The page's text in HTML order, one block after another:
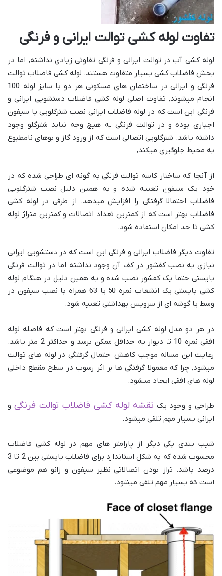
تفاوت لوله کشی توالت ایرانی و فرنگی
لوله کشی آب در توالت ایرانی و فرنگی تفاوتی زیادی نداشته, اما در
بخش فاضلاب کشی بسیار متفاوت هستند. لوله کشی فاضلاب توالت
فرنگی و ایرانی در ساختمان های مسکونی هر دو با سایز لوله 100
انجام میشوند, تفاوت اصلی لوله کشی فاضلاب دستشویی ایرانی و
فرنگی این است که در لوله فاضلاب ایرانی نصب شترگلویی یا سیفون
اجباری بوده و در توالت فرنگی به هیچ وجه نباید شترگلو وجود
داشته باشد. شترگلویی اتصالی است که از ورود گاز و بوهای نامطبوع
به محیط جلوگیری میکند,
از آنجا که ساختار کاسه توالت فرنگی به گونه ای طراحی شده که در
خود یک سیفون تعبیه شده و به همین دلیل نصب شترگلویی
فاضلاب احتمالا گرفتگی را افزایش میدهد. از طرفی در لوله کشی
فاضلاب بهتر است که از کمترین تعداد اتصالات و کمترین متراژ لوله
کشی تا حد امکان استفاده شود.
تفاوت دیگر فاضلاب ایرانی و فرنگی این است که در دستشویی ایرانی
نیازی به نصب کفشور در کف آن وجود نداشته اما در توالت فرنگی
بایستی حتما یک کفشور نصب شده و به همین دلیل در هنگام لوله
کشی بایستی یک انشعاب نمره 50 یا 63 همراه با نصب سیفون در
وسط یا گوشه ای از سرویس بهداشتی تعبیه شود.
در هر دو مدل لوله کشی ایرانی و فرنگی بهتر است که فاصله لوله
افقی نمره 10 تا دیوار به حداقل ممکن برسد و حداکثر 2 متر باشد.
رعایت این مساله موجب کاهش احتمال گرفتگی در لوله های توالت
میشود, چرا که معمولا گرفتگی ها بر اثر رسوب در سطح مقطع داخلی
لوله های افقی ایجاد میشود.
طراحی و وجود یک نقشه لوله کشی فاضلاب توالت فرنگی و
ایرانی بسیار مهم تلقی میشود.
شیب بندی یکی دیگر از پارامتر های مهم در لوله کشی فاضلاب
محسوب شده که به شکل استاندارد برای فاضلاب بایستی بین 2 تا 3
درصد باشد. تراز بودن اتصالاتی نظیر سیفون و زانو هم موضوعی
است که بسیار مهم تلقی میشود.